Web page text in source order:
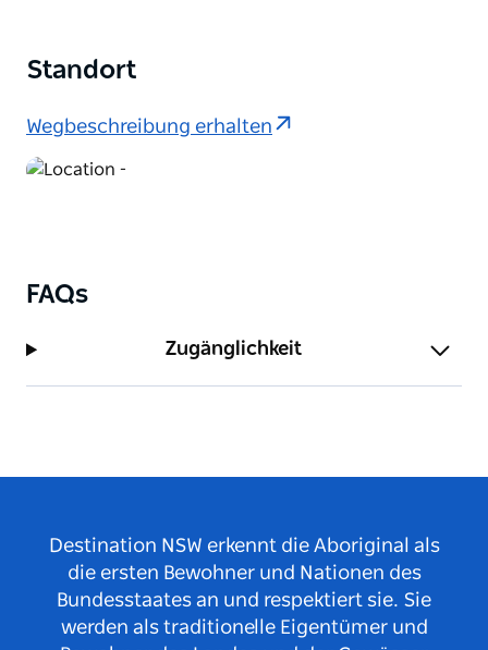
Standort
Wegbeschreibung erhalten
FAQs
Zugänglichkeit
Destination NSW erkennt die Aboriginal als
die ersten Bewohner und Nationen des
Bundesstaates an und respektiert sie. Sie
werden als traditionelle Eigentümer und